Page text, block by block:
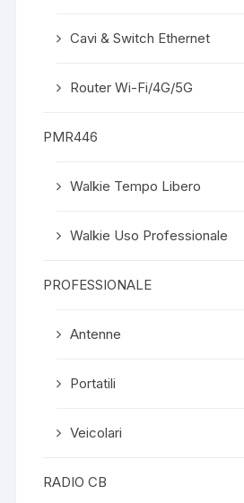
Cavi & Switch Ethernet
Router Wi-Fi/4G/5G
PMR446
Walkie Tempo Libero
Walkie Uso Professionale
PROFESSIONALE
Antenne
Portatili
Veicolari
RADIO CB